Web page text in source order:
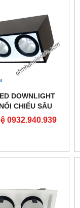
DOWNLIGHT
CHIẾU SÂU
- DFB2301
- DUHAL
0932.940.939